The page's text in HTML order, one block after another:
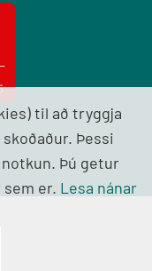
til að tryggja
Þessi
Þú getur
er. Lesa nánar